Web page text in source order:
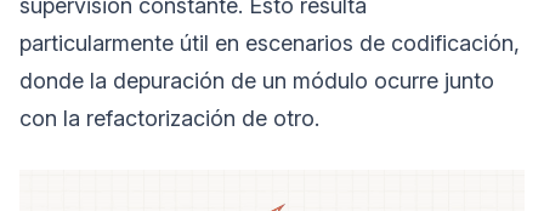
supervisión constante. Esto resulta
particularmente útil en escenarios de codificación,
donde la depuración de un módulo ocurre junto
con la refactorización de otro.